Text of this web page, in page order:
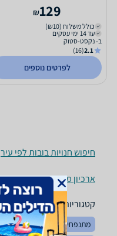
129
₪
כולל משלוח (₪10)
עד 14 ימי עסקים
ב- נקסט-סטוק
2.1
(16)
לפרטים נוספים
חיפוש חנויות בובות לפי עיר
ארכיון מוצרים
קטגוריות משלימות
מתנפחים צעצועי תינוקות